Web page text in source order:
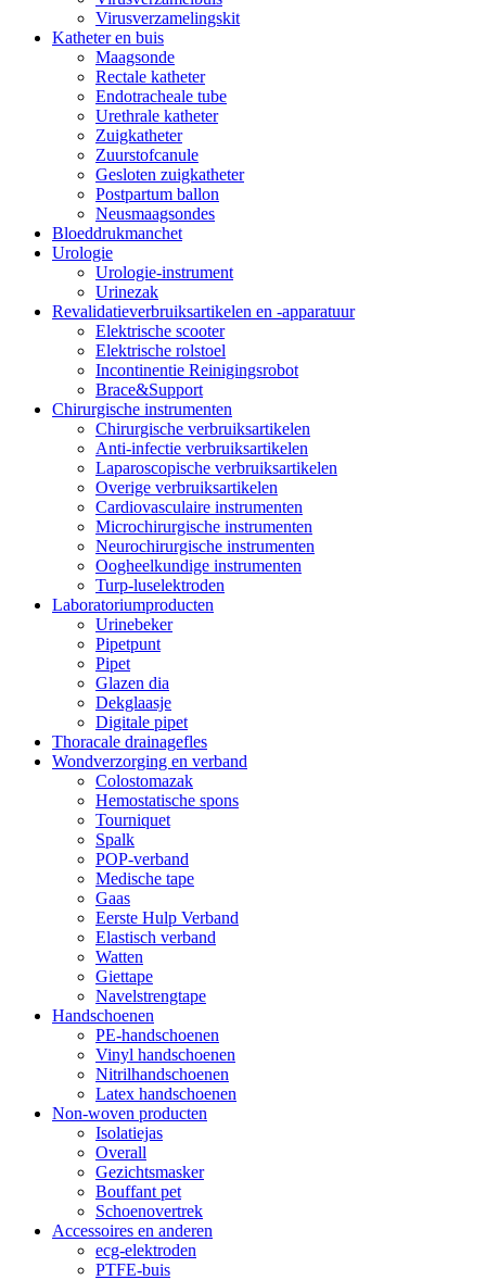
Virusverzamelingskit
Katheter en buis
Maagsonde
Rectale katheter
Endotracheale tube
Urethrale katheter
Zuigkatheter
Zuurstofcanule
Gesloten zuigkatheter
Postpartum ballon
Neusmaagsondes
Bloeddrukmanchet
Urologie
Urologie-instrument
Urinezak
Revalidatieverbruiksartikelen en -apparatuur
Elektrische scooter
Elektrische rolstoel
Incontinentie Reinigingsrobot
Brace&Support
Chirurgische instrumenten
Chirurgische verbruiksartikelen
Anti-infectie verbruiksartikelen
Laparoscopische verbruiksartikelen
Overige verbruiksartikelen
Cardiovasculaire instrumenten
Microchirurgische instrumenten
Neurochirurgische instrumenten
Oogheelkundige instrumenten
Turp-luselektroden
Laboratoriumproducten
Urinebeker
Pipetpunt
Pipet
Glazen dia
Dekglaasje
Digitale pipet
Thoracale drainagefles
Wondverzorging en verband
Colostomazak
Hemostatische spons
Tourniquet
Spalk
POP-verband
Medische tape
Gaas
Eerste Hulp Verband
Elastisch verband
Watten
Giettape
Navelstrengtape
Handschoenen
PE-handschoenen
Vinyl handschoenen
Nitrilhandschoenen
Latex handschoenen
Non-woven producten
Isolatiejas
Overall
Gezichtsmasker
Bouffant pet
Schoenovertrek
Accessoires en anderen
ecg-elektroden
PTFE-buis